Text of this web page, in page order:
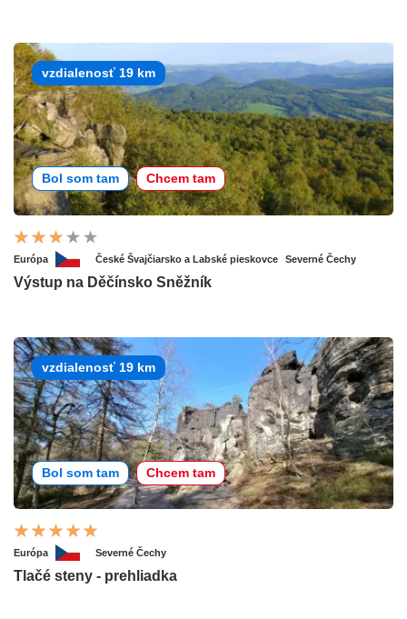
vzdialenosť 19 km
Bol som tam Chcem tam
Európa České Švajčiarsko a Labské pieskovce Severné Čechy
Výstup na Děčínsko Sněžník
vzdialenosť 19 km
Bol som tam Chcem tam
Európa Severné Čechy
Tlačé steny - prehliadka